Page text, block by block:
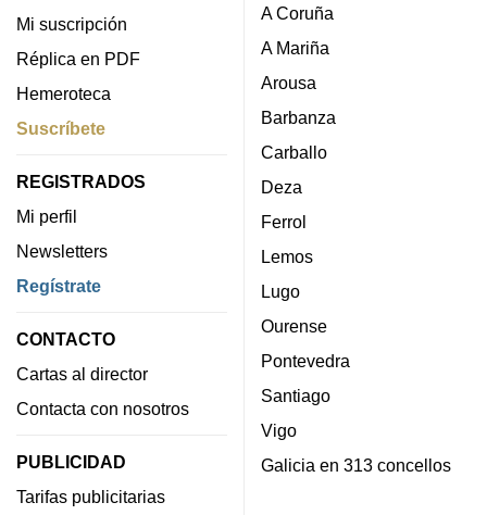
Mi suscripción
Réplica en PDF
Hemeroteca
Suscríbete
REGISTRADOS
Mi perfil
Newsletters
Regístrate
CONTACTO
Cartas al director
Contacta con nosotros
PUBLICIDAD
Tarifas publicitarias
A Coruña
A Mariña
Arousa
Barbanza
Carballo
Deza
Ferrol
Lemos
Lugo
Ourense
Pontevedra
Santiago
Vigo
Galicia en 313 concellos